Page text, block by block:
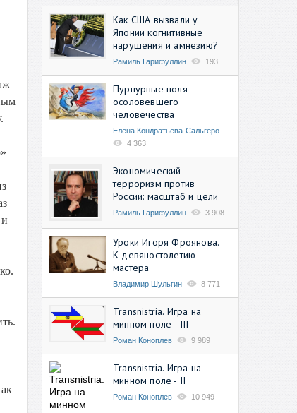
Как США вызвали у
Японии когнитивные
нарушения и амнезию?
Рамиль Гарифуллин 193
Пурпурные поля
осоловевшего
человечества
Елена Кондратьева-Сальгеро
4 363
Экономический
терроризм против
России: масштаб и цели
Рамиль Гарифуллин 3 908
Уроки Игоря Фроянова.
К девяностолетию
мастера
Владимир Шульгин 8 771
Transnistria. Игра на
минном поле - III
Роман Коноплев 9 989
Transnistria. Игра на
минном поле - II
Роман Коноплев 10 949